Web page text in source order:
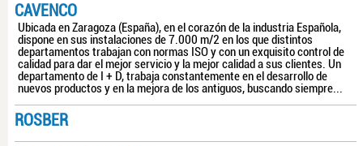
CAVENCO
Ubicada en Zaragoza (España), en el corazón de la industria Española,
dispone en sus instalaciones de 7.000 m/2 en los que distintos
departamentos trabajan con normas ISO y con un exquisito control de
calidad para dar el mejor servicio y la mejor calidad a sus clientes. Un
departamento de I + D, trabaja constantemente en el desarrollo de
nuevos productos y en la mejora de los antiguos, buscando siempre...
ROSBER